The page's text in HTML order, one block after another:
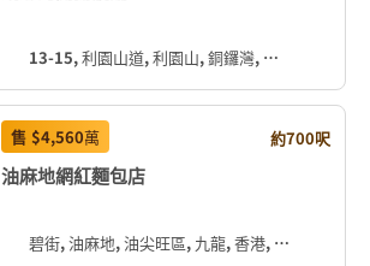
13-15, 利園山道, 利園山, 銅鑼灣, 灣仔區, 香港島, 香港, 中国
售 $4,560萬 約700呎
油麻地網紅麵包店
碧街, 油麻地, 油尖旺區, 九龍, 香港, 中国